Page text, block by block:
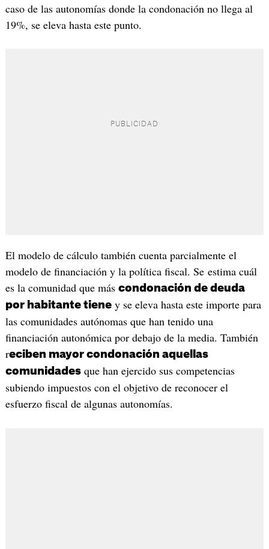
caso de las autonomías donde la condonación no llega al
19%, se eleva hasta este punto.
El modelo de cálculo también cuenta parcialmente el
modelo de financiación y la política fiscal. Se estima cuál
es la comunidad que más condonación de deuda
por habitante tieney se eleva hasta este importe para
las comunidades autónomas que han tenido una
financiación autonómica por debajo de la media. También
reciben mayor condonación aquellas
comunidadesque han ejercido sus competencias
subiendo impuestos con el objetivo de reconocer el
esfuerzo fiscal de algunas autonomías.